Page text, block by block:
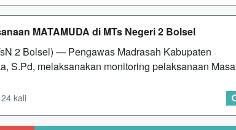
MATAMUDA di MTs Negeri 2 Bolsel
2 Bolsel) — Pengawas Madrasah Kabupaten
S.Pd, melaksanakan monitoring pelaksanaan Masa
kali